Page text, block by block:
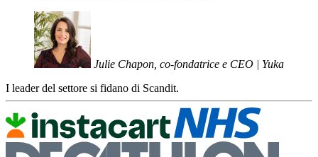
Julie Chapon, co-fondatrice e CEO | Yuka
I leader del settore si fidano di Scandit.